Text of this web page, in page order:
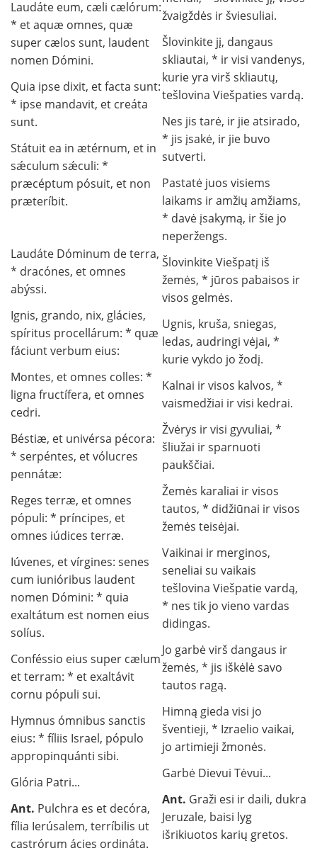
Laudáte eum, cæli cælórum:
* et aquæ omnes, quæ
super cælos sunt, laudent
nomen Dómini.
Quia ipse dixit, et facta sunt:
* ipse mandavit, et creáta
sunt.
Státuit ea in ætérnum, et in
sǽculum sǽculi: *
præcéptum pósuit, et non
præteríbit.
Laudáte Dóminum de terra,
* dracónes, et omnes
abýssi.
Ignis, grando, nix, glácies,
spíritus procellárum: * quæ
fáciunt verbum eius:
Montes, et omnes colles: *
ligna fructífera, et omnes
cedri.
Béstiæ, et univérsa pécora:
* serpéntes, et vólucres
pennátæ:
Reges terræ, et omnes
pópuli: * príncipes, et
omnes iúdices terræ.
Iúvenes, et vírgines: senes
cum iunióribus laudent
nomen Dómini: * quia
exaltátum est nomen eius
solíus.
Conféssio eius super cælum
et terram: * et exaltávit
cornu pópuli sui.
Hymnus ómnibus sanctis
eius: * fíliis Israel, pópulo
appropinquánti sibi.
Glória Patri...
Ant. Pulchra es et decóra,
fília Ierúsalem, terríbilis ut
castrórum ácies ordináta.
žvaigždės ir šviesuliai.
Šlovinkite jį, dangaus
skliautai, * ir visi vandenys,
kurie yra virš skliautų,
tešlovina Viešpaties vardą.
Nes jis tarė, ir jie atsirado,
* jis įsakė, ir jie buvo
sutverti.
Pastatė juos visiems
laikams ir amžių amžiams,
* davė įsakymą, ir šie jo
neperžengs.
Šlovinkite Viešpatį iš
žemės, * jūros pabaisos ir
visos gelmės.
Ugnis, kruša, sniegas,
ledas, audringi vėjai, *
kurie vykdo jo žodį.
Kalnai ir visos kalvos, *
vaismedžiai ir visi kedrai.
Žvėrys ir visi gyvuliai, *
šliužai ir sparnuoti
paukščiai.
Žemės karaliai ir visos
tautos, * didžiūnai ir visos
žemės teisėjai.
Vaikinai ir merginos,
seneliai su vaikais
tešlovina Viešpatie vardą,
* nes tik jo vieno vardas
didingas.
Jo garbė virš dangaus ir
žemės, * jis iškėlė savo
tautos ragą.
Himną gieda visi jo
šventieji, * Izraelio vaikai,
jo artimieji žmonės.
Garbė Dievui Tėvui...
Ant. Graži esi ir daili, dukra
Jeruzale, baisi lyg
išrikiuotos karių gretos.